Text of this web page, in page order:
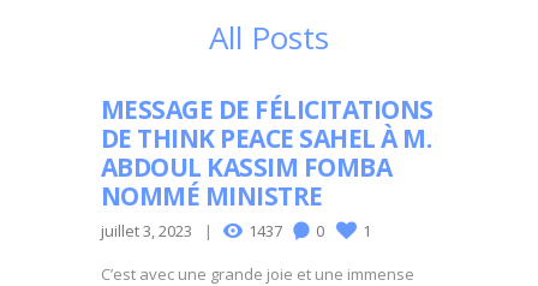
All Posts
MESSAGE DE FÉLICITATIONS
DE THINK PEACE SAHEL À M.
ABDOUL KASSIM FOMBA
NOMMÉ MINISTRE
juillet 3, 2023 1437 0 1
C’est avec une grande joie et une immense